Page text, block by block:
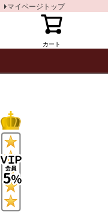
カート
マイページトップ